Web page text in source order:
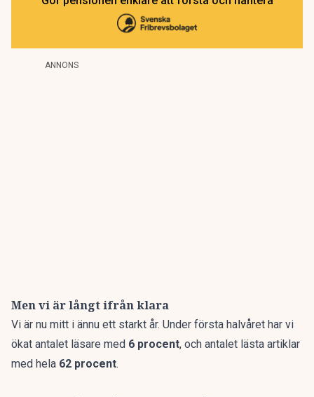
ANNONS
Men vi är långt ifrån klara
Vi är nu mitt i ännu ett starkt år. Under första halvåret har vi
ökat antalet läsare med 6 procent, och antalet lästa artiklar
med hela 62 procent.